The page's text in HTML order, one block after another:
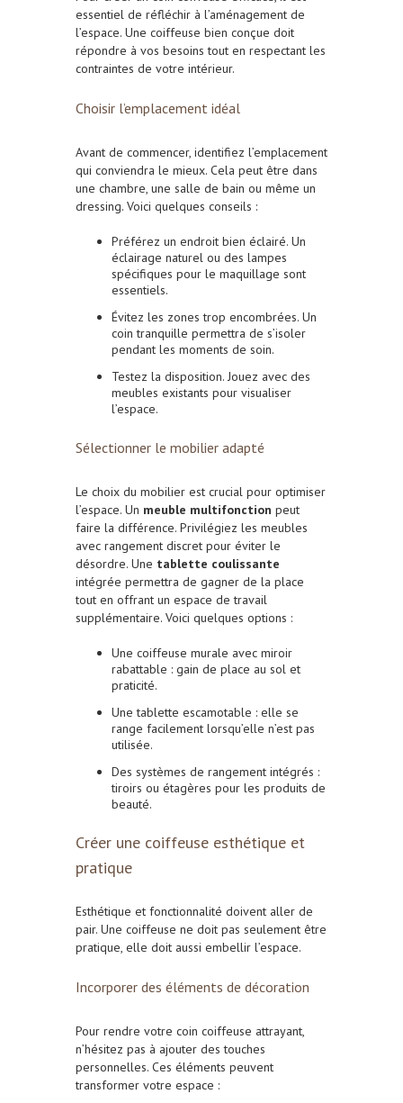
essentiel de réfléchir à l’aménagement de
l’espace. Une coiffeuse bien conçue doit
répondre à vos besoins tout en respectant les
contraintes de votre intérieur.
Choisir l’emplacement idéal
Avant de commencer, identifiez l’emplacement
qui conviendra le mieux. Cela peut être dans
une chambre, une salle de bain ou même un
dressing. Voici quelques conseils :
Préférez un endroit bien éclairé. Un
éclairage naturel ou des lampes
spécifiques pour le maquillage sont
essentiels.
Évitez les zones trop encombrées. Un
coin tranquille permettra de s’isoler
pendant les moments de soin.
Testez la disposition. Jouez avec des
meubles existants pour visualiser
l’espace.
Sélectionner le mobilier adapté
Le choix du mobilier est crucial pour optimiser
l’espace. Un meuble multifonction peut
faire la différence. Privilégiez les meubles
avec rangement discret pour éviter le
désordre. Une tablette coulissante
intégrée permettra de gagner de la place
tout en offrant un espace de travail
supplémentaire. Voici quelques options :
Une coiffeuse murale avec miroir
rabattable : gain de place au sol et
praticité.
Une tablette escamotable : elle se
range facilement lorsqu’elle n’est pas
utilisée.
Des systèmes de rangement intégrés :
tiroirs ou étagères pour les produits de
beauté.
Créer une coiffeuse esthétique et
pratique
Esthétique et fonctionnalité doivent aller de
pair. Une coiffeuse ne doit pas seulement être
pratique, elle doit aussi embellir l’espace.
Incorporer des éléments de décoration
Pour rendre votre coin coiffeuse attrayant,
n’hésitez pas à ajouter des touches
personnelles. Ces éléments peuvent
transformer votre espace :